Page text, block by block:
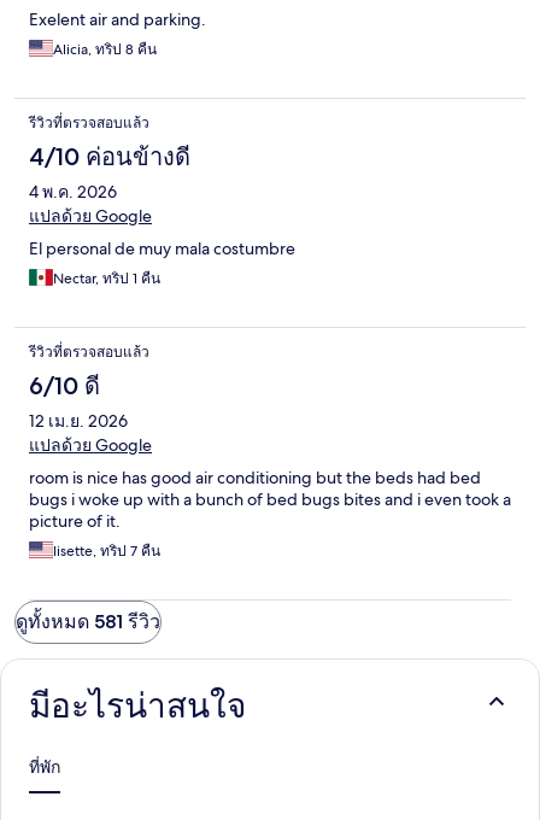
Exelent air and parking.
Alicia, ทริป 8 คืน
รีวิวที่ตรวจสอบแล้ว
4/10 ค่อนข้างดี
4 พ.ค. 2026
แปลด้วย Google
El personal de muy mala costumbre
Nectar, ทริป 1 คืน
รีวิวที่ตรวจสอบแล้ว
6/10 ดี
12 เม.ย. 2026
แปลด้วย Google
room is nice has good air conditioning but the beds had bed
bugs i woke up with a bunch of bed bugs bites and i even took a
picture of it.
lisette, ทริป 7 คืน
ดูทั้งหมด 581 รีวิว
มีอะไรน่าสนใจ
ที่พัก